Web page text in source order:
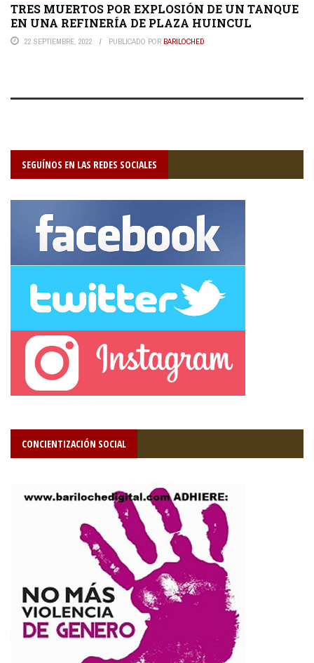
TRES MUERTOS POR EXPLOSIÓN DE UN TANQUE
EN UNA REFINERÍA DE PLAZA HUINCUL
22 SEPTIEMBRE, 2022 PUBLICADO POR BARILOCHED
SEGUÍNOS EN LAS REDES SOCIALES
CONCIENTIZACIÓN SOCIAL